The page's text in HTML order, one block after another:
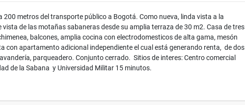
200 metros del transporte público a Bogotá. Como nueva, linda vista a la
de las motañas sabaneras desde su amplia terraza de 30 m2. Casa de tres
balcones, amplia cocina con electrodomesticos de alta gama, mesón
con apartamento adicional independiente el cual está generando renta, de dos
parqueadero. Conjunto cerrado. Sitios de interes: Centro comercial
de la Sabana y Universidad Militar 15 minutos.